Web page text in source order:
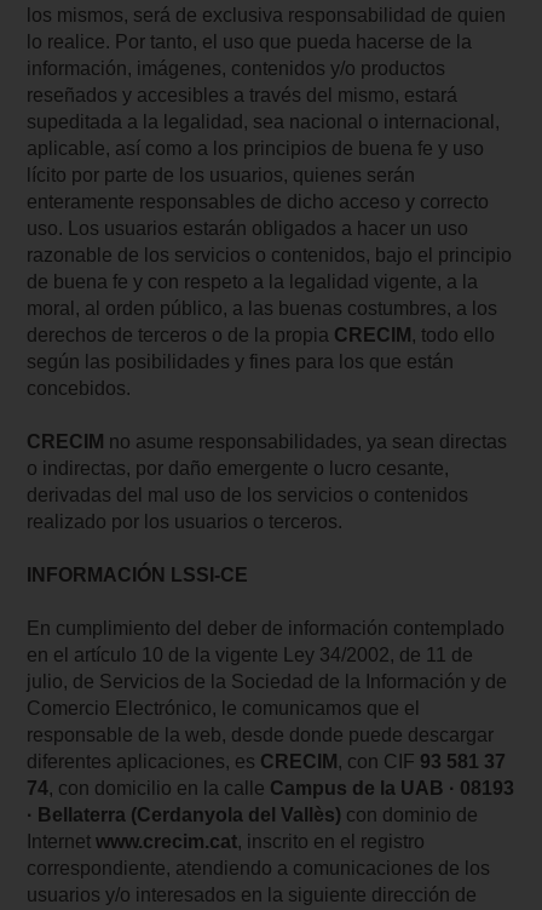
los mismos, será de exclusiva responsabilidad de quien
lo realice. Por tanto, el uso que pueda hacerse de la
información, imágenes, contenidos y/o productos
reseñados y accesibles a través del mismo, estará
supeditada a la legalidad, sea nacional o internacional,
aplicable, así como a los principios de buena fe y uso
lícito por parte de los usuarios, quienes serán
enteramente responsables de dicho acceso y correcto
uso. Los usuarios estarán obligados a hacer un uso
razonable de los servicios o contenidos, bajo el principio
de buena fe y con respeto a la legalidad vigente, a la
moral, al orden público, a las buenas costumbres, a los
derechos de terceros o de la propia CRECIM , todo ello
según las posibilidades y fines para los que están
concebidos.
CRECIM no asume responsabilidades, ya sean directas
o indirectas, por daño emergente o lucro cesante,
derivadas del mal uso de los servicios o contenidos
realizado por los usuarios o terceros.
INFORMACIÓN LSSI-CE
En cumplimiento del deber de información contemplado
en el artículo 10 de la vigente Ley 34/2002, de 11 de
julio, de Servicios de la Sociedad de la Información y de
Comercio Electrónico, le comunicamos que el
responsable de la web, desde donde puede descargar
diferentes aplicaciones, es CRECIM , con CIF 93 581 37
74, con domicilio en la calle Campus de la UAB · 08193
· Bellaterra (Cerdanyola del Vallès) con dominio de
Internetwww.crecim.cat, inscrito en el registro
correspondiente, atendiendo a comunicaciones de los
usuarios y/o interesados en la siguiente dirección de